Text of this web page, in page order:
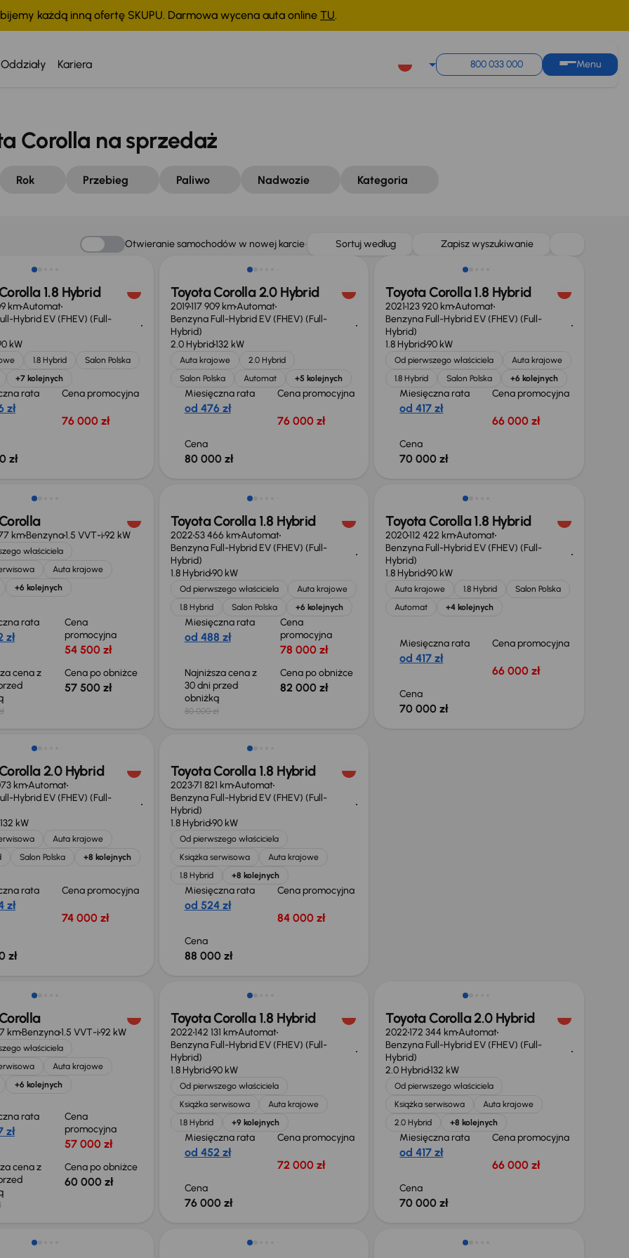
każdą inną ofertę SKUPU. Darmowa wycena auta online TU.
Oddziały Kariera 800 033 000 Menu
Corolla na sprzedaż
Rok Przebieg Paliwo Nadwozie Kategoria
Otwieranie samochodów w nowej karcie Sortuj według Zapisz wyszukiwanie
1.8 Hybrid
kmAutomat
Hybrid EV (FHEV) (Full-
kW
1.8 Hybrid
Salon Polska
+7 kolejnych
rata
zł
Cena promocyjna
76 000 zł
zł
Toyota Corolla 2.0 Hybrid
2019117 909 kmAutomat
Benzyna Full-Hybrid EV (FHEV) (Full-
Hybrid)
2.0 Hybrid132 kW
Auta krajowe
2.0 Hybrid
Salon Polska
Automat +5 kolejnych
Miesięczna rata
od 476 zł
Cena promocyjna
76 000 zł
Cena
80 000 zł
Możliwość odliczenia VAT
Toyota Corolla 1.8 Hybrid
2021123 920 kmAutomat
Benzyna Full-Hybrid EV (FHEV) (Full-
Hybrid)
1.8 Hybrid90 kW
Od pierwszego właściciela
Auta krajowe
1.8 Hybrid
Salon Polska +6 kolejnych
Miesięczna rata
od 417 zł
Cena promocyjna
66 000 zł
Cena
70 000 zł
kmBenzyna1.5 VVT-i92 kW
właściciela
Auta krajowe
+6 kolejnych
rata
zł
Cena
promocyjna
54 500 zł
cena z
Cena po obniżce
57 500 zł
Możliwość odliczenia VAT
Toyota Corolla 1.8 Hybrid
202253 466 kmAutomat
Benzyna Full-Hybrid EV (FHEV) (Full-
Hybrid)
1.8 Hybrid90 kW
Od pierwszego właściciela
Auta krajowe
1.8 Hybrid
Salon Polska +6 kolejnych
Miesięczna rata
od 488 zł
Cena
promocyjna
78 000 zł
Najniższa cena z
30 dni przed
obniżką
80 000 zł
Cena po obniżce
82 000 zł
Toyota Corolla 1.8 Hybrid
2020112 422 kmAutomat
Benzyna Full-Hybrid EV (FHEV) (Full-
Hybrid)
1.8 Hybrid90 kW
Auta krajowe 1.8 Hybrid
Salon Polska
Automat
+4 kolejnych
Miesięczna rata
od 417 zł
Cena promocyjna
66 000 zł
Cena
70 000 zł
odliczenia VAT
2.0 Hybrid
kmAutomat
Hybrid EV (FHEV) (Full-
132 kW
Auta krajowe
Salon Polska +8 kolejnych
rata
zł
Cena promocyjna
74 000 zł
zł
Możliwość odliczenia VAT
Toyota Corolla 1.8 Hybrid
202371 821 kmAutomat
Benzyna Full-Hybrid EV (FHEV) (Full-
Hybrid)
1.8 Hybrid90 kW
Od pierwszego właściciela
Książka serwisowa
Auta krajowe
1.8 Hybrid
+8 kolejnych
Miesięczna rata
od 524 zł
Cena promocyjna
84 000 zł
Cena
88 000 zł
kmBenzyna1.5 VVT-i92 kW
właściciela
Auta krajowe
+6 kolejnych
rata
zł
Cena
promocyjna
57 000 zł
cena z
Cena po obniżce
60 000 zł
Możliwość odliczenia VAT
Toyota Corolla 1.8 Hybrid
2022142 131 kmAutomat
Benzyna Full-Hybrid EV (FHEV) (Full-
Hybrid)
1.8 Hybrid90 kW
Od pierwszego właściciela
Książka serwisowa
Auta krajowe
1.8 Hybrid
+9 kolejnych
Miesięczna rata
od 452 zł
Cena promocyjna
72 000 zł
Cena
76 000 zł
Toyota Corolla 2.0 Hybrid
2022172 344 kmAutomat
Benzyna Full-Hybrid EV (FHEV) (Full-
Hybrid)
2.0 Hybrid132 kW
Od pierwszego właściciela
Książka serwisowa
Auta krajowe
2.0 Hybrid
+8 kolejnych
Miesięczna rata
od 417 zł
Cena promocyjna
66 000 zł
Cena
70 000 zł
Możliwość odliczenia VAT